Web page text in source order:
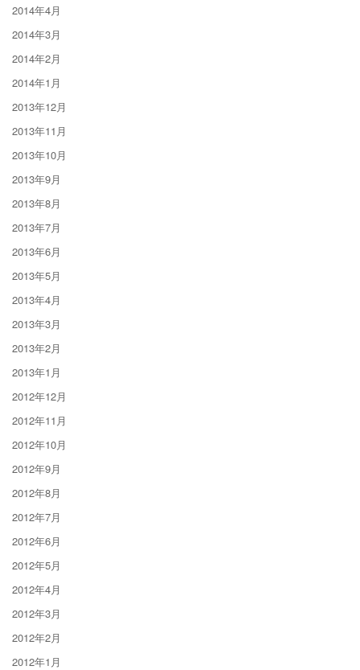
2014年4月
2014年3月
2014年2月
2014年1月
2013年12月
2013年11月
2013年10月
2013年9月
2013年8月
2013年7月
2013年6月
2013年5月
2013年4月
2013年3月
2013年2月
2013年1月
2012年12月
2012年11月
2012年10月
2012年9月
2012年8月
2012年7月
2012年6月
2012年5月
2012年4月
2012年3月
2012年2月
2012年1月